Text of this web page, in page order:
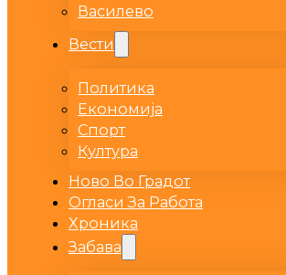
Василево
Вести
Политика
Економија
Спорт
Култура
Ново Во Градот
Огласи За Работа
Хроника
Забава